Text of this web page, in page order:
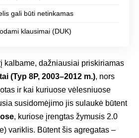
gali būti netinkamas
klausimai (DUK)
kalbame, dažniausiai priskiriamas
(Typ 8P, 2003–2012 m.), nors
ir kai kuriuose vėlesniuose
susidomėjimo jis sulaukė būtent
, kuriose įrengtas žymusis 2.0
variklis. Būtent šis agregatas –